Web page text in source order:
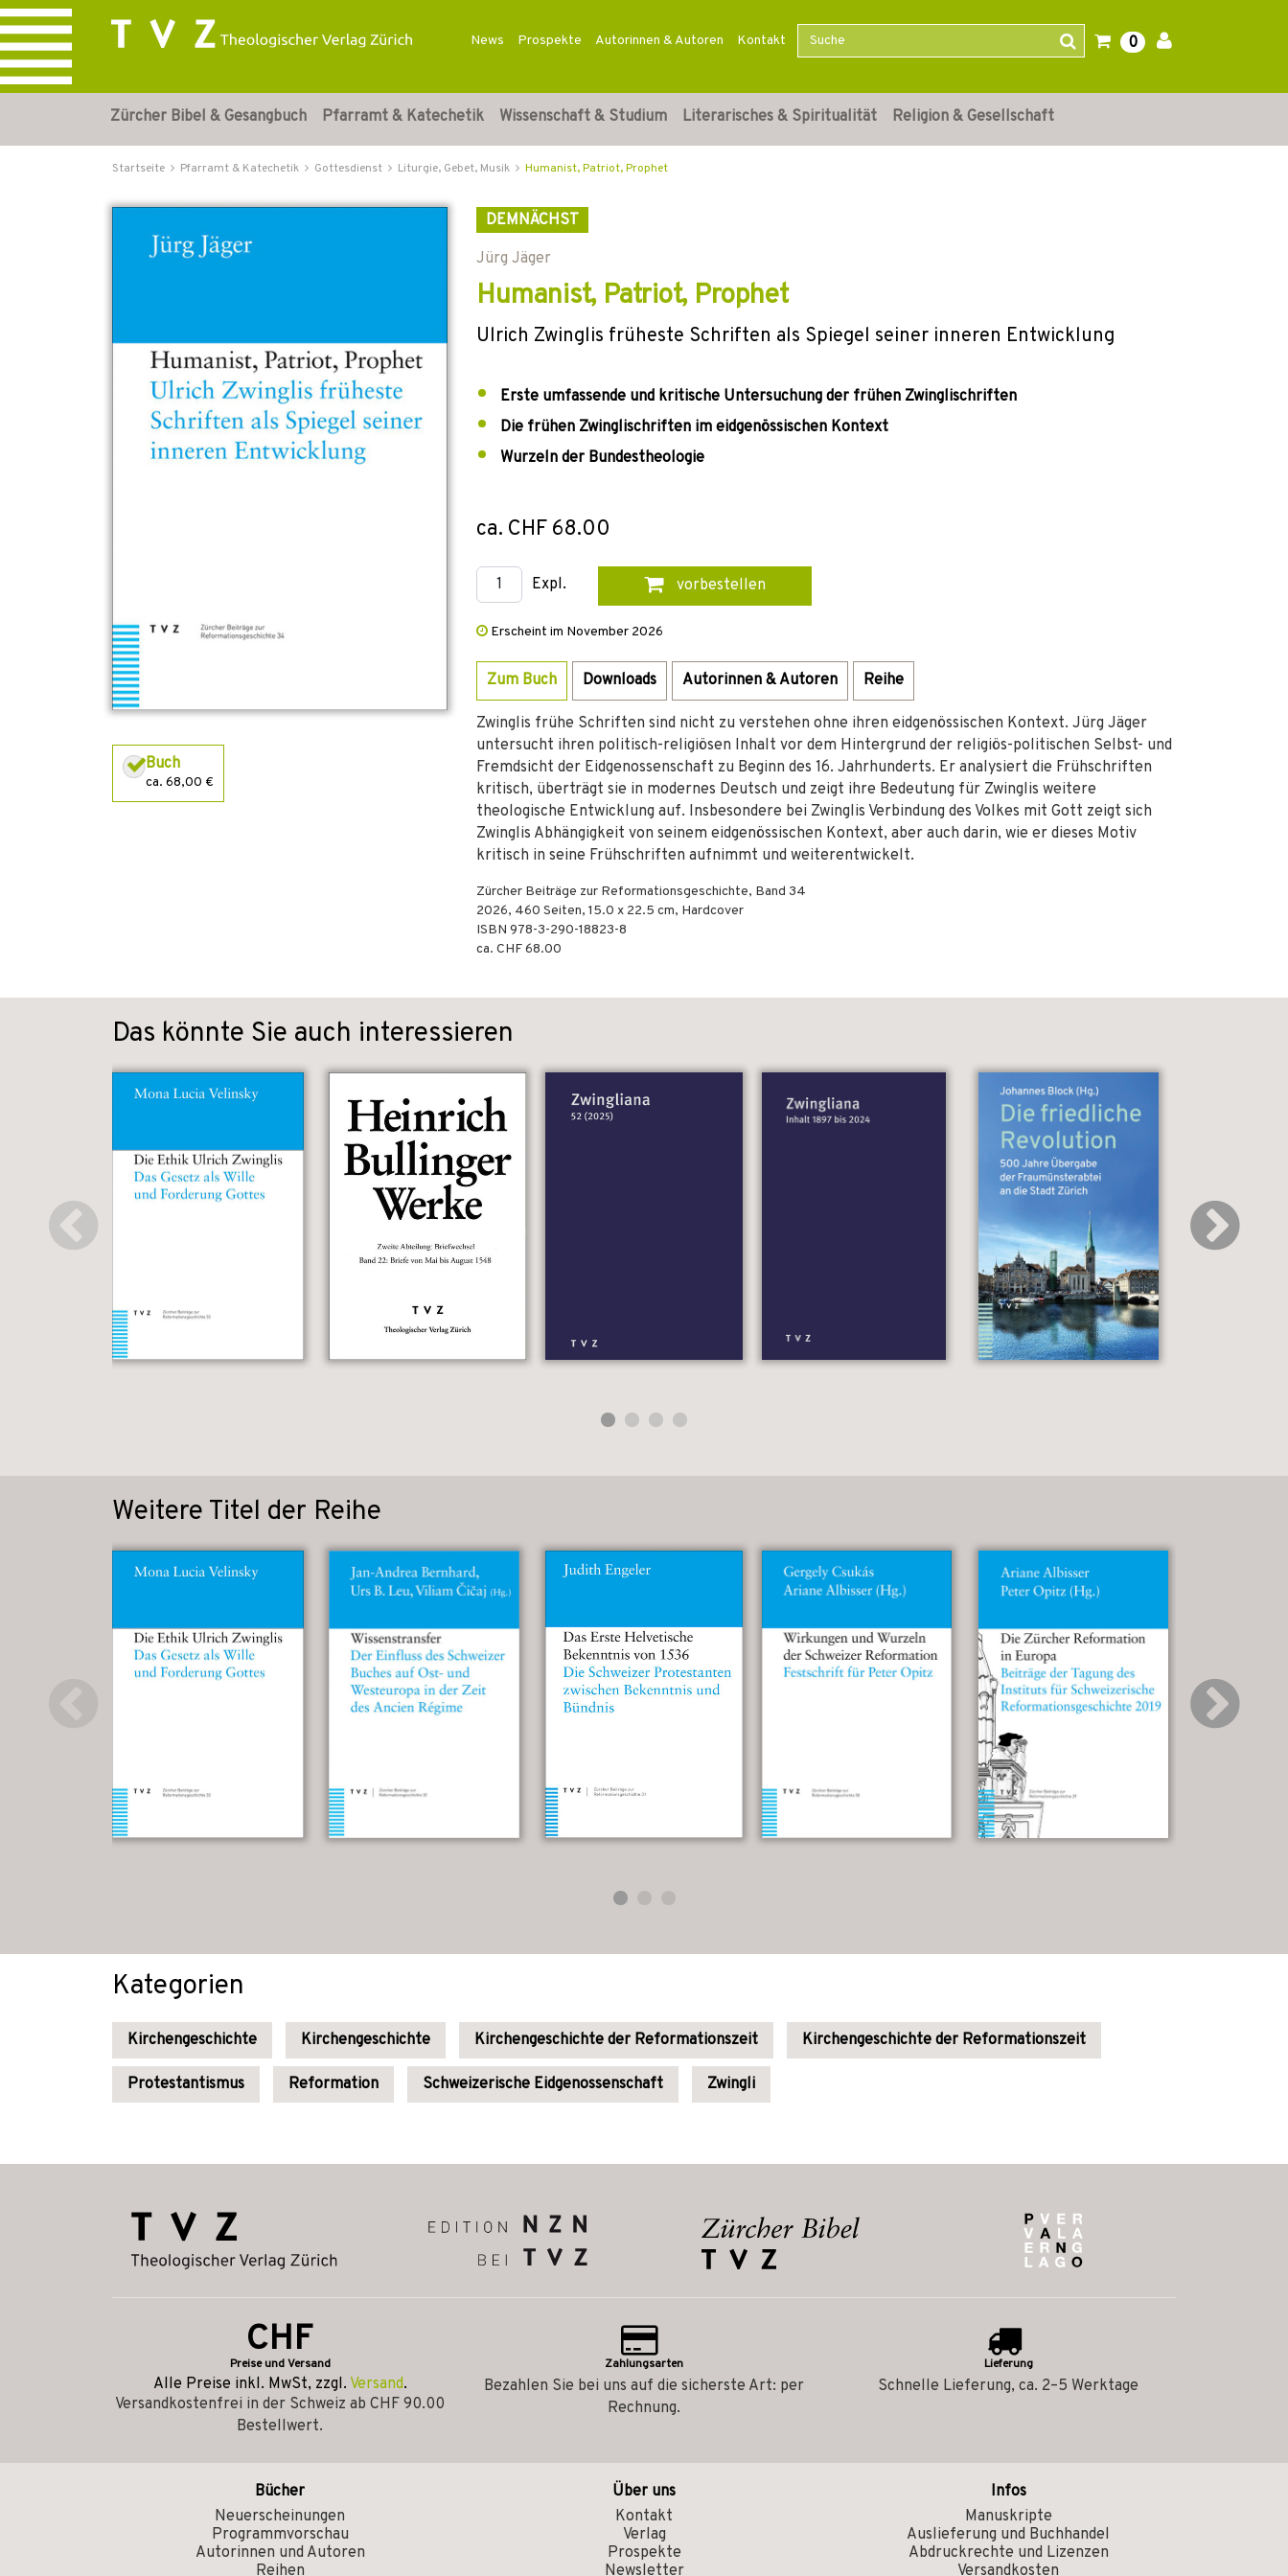
News Prospekte Autorinnen & Autoren Kontakt 0
Zürcher Bibel & Gesangbuch Pfarramt & Katechetik Wissenschaft & Studium Literarisches & Spiritualität Religion & Gesellschaft
Startseite Pfarramt & Katechetik Gottesdienst Liturgie, Gebet, Musik Humanist, Patriot, Prophet
Buch
ca. 68,00 €
DEMNÄCHST
Jürg Jäger
Humanist, Patriot, Prophet
Ulrich Zwinglis früheste Schriften als Spiegel seiner inneren Entwicklung
Erste umfassende und kritische Untersuchung der frühen Zwinglischriften
Die frühen Zwinglischriften im eidgenössischen Kontext
Wurzeln der Bundestheologie
ca. CHF 68.00
Expl. vorbestellen
Erscheint im November 2026
Zum Buch Downloads Autorinnen & Autoren Reihe
Zwinglis frühe Schriften sind nicht zu verstehen ohne ihren eidgenössischen Kontext. Jürg Jäger
untersucht ihren politisch-religiösen Inhalt vor dem Hintergrund der religiös-politischen Selbst- und
Fremdsicht der Eidgenossenschaft zu Beginn des 16. Jahrhunderts. Er analysiert die Frühschriften
kritisch, überträgt sie in modernes Deutsch und zeigt ihre Bedeutung für Zwinglis weitere
theologische Entwicklung auf. Insbesondere bei Zwinglis Verbindung des Volkes mit Gott zeigt sich
Zwinglis Abhängigkeit von seinem eidgenössischen Kontext, aber auch darin, wie er dieses Motiv
kritisch in seine Frühschriften aufnimmt und weiterentwickelt.
Zürcher Beiträge zur Reformationsgeschichte, Band 34
2026, 460 Seiten, 15.0 x 22.5 cm, Hardcover
ISBN 978-3-290-18823-8
ca. CHF 68.00
Das könnte Sie auch interessieren
Weitere Titel der Reihe
Kategorien
Kirchengeschichte Kirchengeschichte Kirchengeschichte der Reformationszeit Kirchengeschichte der Reformationszeit
Protestantismus Reformation Schweizerische Eidgenossenschaft Zwingli
CHF
Preise und Versand
Alle Preise inkl. MwSt, zzgl. Versand.
Versandkostenfrei in der Schweiz ab CHF 90.00
Bestellwert.
Zahlungsarten
Bezahlen Sie bei uns auf die sicherste Art: per
Rechnung.
Lieferung
Schnelle Lieferung, ca. 2–5 Werktage
Bücher
Neuerscheinungen
Programmvorschau
Autorinnen und Autoren
Reihen
Über uns
Kontakt
Verlag
Prospekte
Newsletter
Infos
Manuskripte
Auslieferung und Buchhandel
Abdruckrechte und Lizenzen
Versandkosten